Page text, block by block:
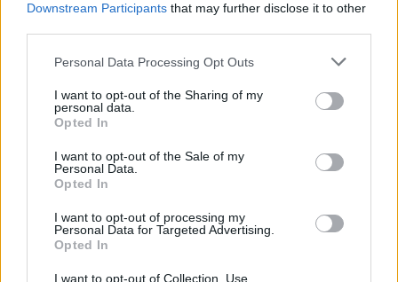
Downstream Participants that may further disclose it to other
Please note that this website/app uses one or more Google
not limited to your visit or usage behaviour. You may click to
grant or deny consent to Google and its third-party tags to
use your data for below specified purposes in below Google
consent section.
Personal Data Processing Opt Outs
I want to opt-out of the Sharing of my
personal data.
Opted In
I want to opt-out of the Sale of my
Personal Data.
Opted In
I want to opt-out of processing my
Personal Data for Targeted Advertising.
Opted In
I want to opt-out of Collection, Use,
KOSÁRLABDA-VÁLOGATOTT SZŰKÍTETT
KERETÉBEN
Észtország, Szlovénia és Svédország következik.